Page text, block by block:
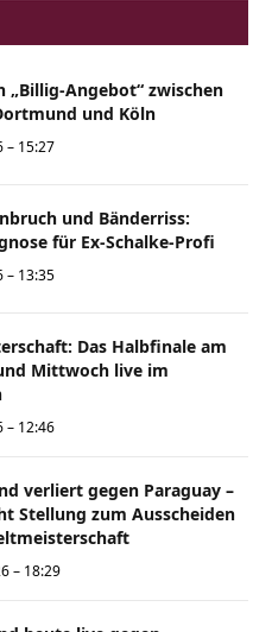
„Billig-Angebot“ zwischen
und Köln
– 15:27
und Bänderriss:
für Ex-Schalke-Profi
– 13:35
Das Halbfinale am
Mittwoch live im
– 12:46
verliert gegen Paraguay –
Stellung zum Ausscheiden
– 18:29